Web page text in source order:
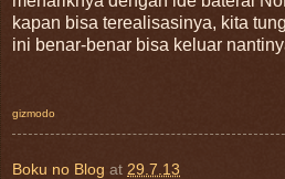
kapan bisa terealisasinya, kita
ini benar-benar bisa keluar
gizmodo
Boku no Blog at 29.7.13